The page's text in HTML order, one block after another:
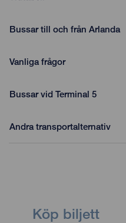
Bussar till och från Arlanda
Vanliga frågor
Bussar vid Terminal 5
Andra transportalternativ
Köp biljett